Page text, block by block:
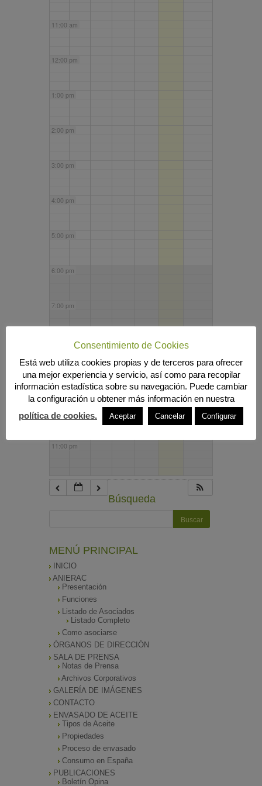
11:00 am
12:00 pm
1:00 pm
2:00 pm
3:00 pm
4:00 pm
5:00 pm
6:00 pm
7:00 pm
9:00 pm
10:00 pm
11:00 pm
Búsqueda
MENÚ PRINCIPAL
INICIO
ANIERAC
Presentación
Funciones
Listado de Asociados
Listado Completo
Como asociarse
ÓRGANOS DE DIRECCIÓN
SALA DE PRENSA
Notas de Prensa
Archivos Corporativos
GALERÍA DE IMÁGENES
CONTACTO
ENVASADO DE ACEITE
Tipos de Aceite
Propiedades
Proceso de envasado
Consumo en España
PUBLICACIONES
Boletín Opina
Consentimiento de Cookies
Está web utiliza cookies propias y de terceros para ofrecer
una mejor experiencia y servicio, así como para recopilar
información estadística sobre su navegación. Puede cambiar
la configuración u obtener más información en nuestra
política de cookies.
Aceptar Cancelar Configurar